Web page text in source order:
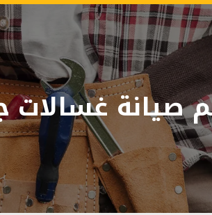
صيانة